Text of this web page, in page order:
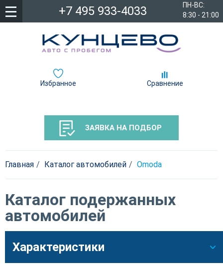
ПН-ВС:
8:30 - 21:00
+7 495 933-4033
Избранное Сравнение
ЗАЯВКА НА ПОДБОР
Главная Каталог автомобилей Omoda
Каталог подержанных
автомобилей
Характеристики